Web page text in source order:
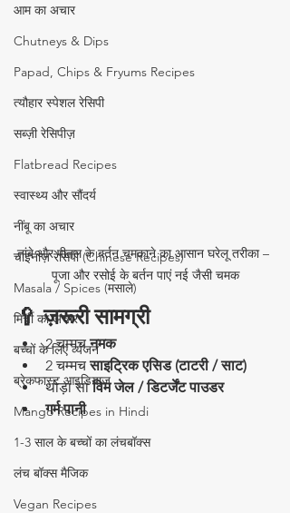
आम का अचार
Chutneys & Dips
Papad, Chips & Fryums Recipes
त्यौहार स्पेशल रेसिपी
सब्ज़ी रेसिपीज़
Flatbread Recipes
स्वास्थ्य और सौंदर्य
नींबू का अचार
चाइनीज़ रेसिपी (Chinese Recipes)
Masala / Spices (मसाले)
मिर्ची का अचार
बच्चों के लिए व्यंजन
ब्रेकफास्ट आइडियाज
Mango Recipes in Hindi
1-3 साल के बच्चों का लंचबॉक्स
लंच बॉक्स मैजिक
Vegan Recipes
तांबे और पीतल के बर्तन चमकाने का आसान घरेलू तरीका –
पूजा और रसोई के बर्तन पाएं नई जैसी चमक
🥄 ज़रूरी सामग्री
2 चम्मच नमक
2 चम्मच साइट्रिक एसिड (टाटरी / साट)
थोड़ा सा विम जेल / डिटर्जेंट पाउडर
गर्म पानी